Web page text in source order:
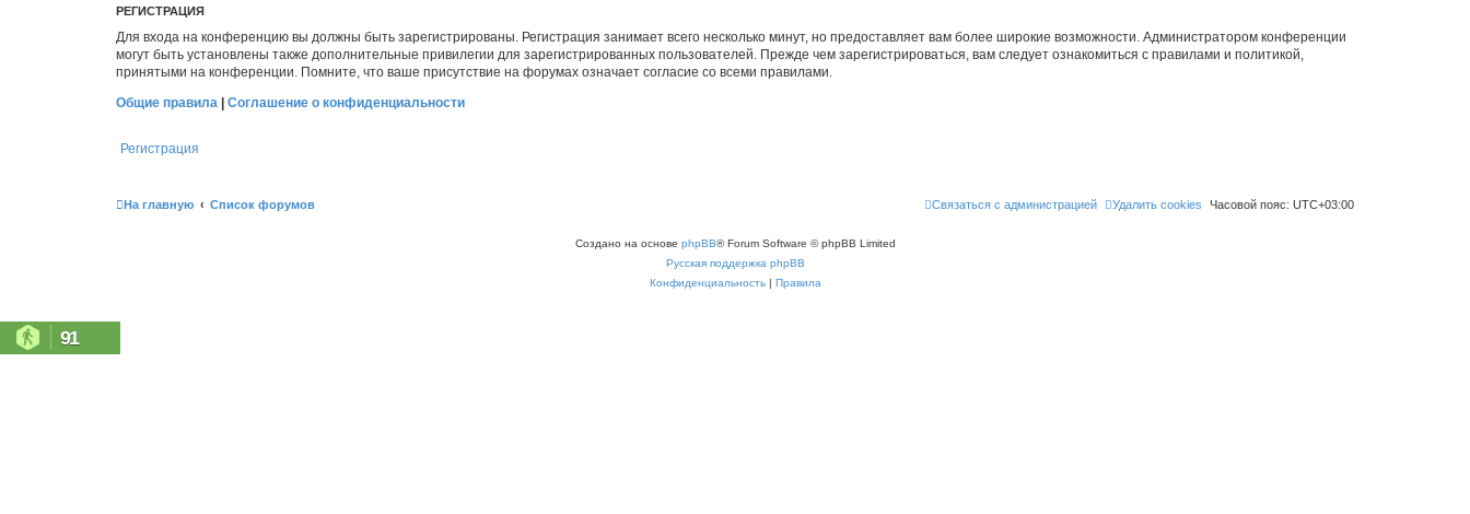
РЕГИСТРАЦИЯ
Для входа на конференцию вы должны быть зарегистрированы. Регистрация занимает всего несколько минут, но предоставляет вам более широкие возможности. Администратором конференции
могут быть установлены также дополнительные привилегии для зарегистрированных пользователей. Прежде чем зарегистрироваться, вам следует ознакомиться с правилами и политикой,
принятыми на конференции. Помните, что ваше присутствие на форумах означает согласие со всеми правилами.
Общие правила | Соглашение о конфиденциальности
Регистрация
На главную Список форумов Часовой пояс: UTC+03:00
Удалить cookies
Связаться с администрацией
Создано на основе phpBB® Forum Software © phpBB Limited
Русская поддержка phpBB
Конфиденциальность| Правила
91